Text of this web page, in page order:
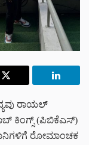
ರಾಯಲ್
ಕಿಂಗ್ಸ್ (ಪಿಬಿಕೆಎಸ್)
ರೋಮಾಂಚಕ